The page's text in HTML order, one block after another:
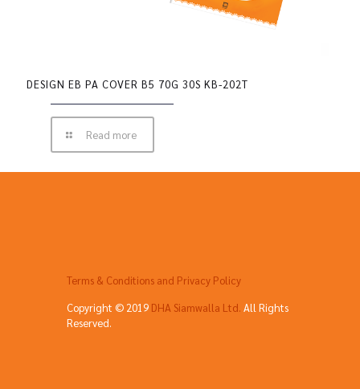
DESIGN EB PA COVER B5 70G 30S KB-202T
Read more
Terms & Conditions and Privacy Policy
Copyright © 2019 DHA Siamwalla Ltd. All Rights
Reserved.